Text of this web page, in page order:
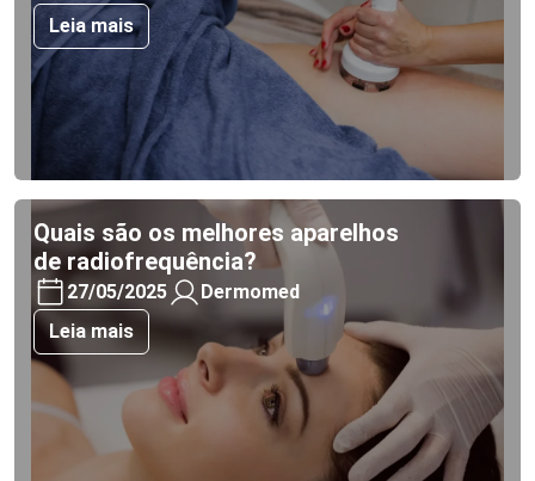
Leia mais
Quais são os melhores aparelhos
de radiofrequência?
27/05/2025
Dermomed
Leia mais